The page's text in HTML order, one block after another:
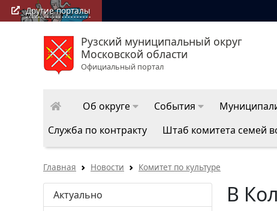
Другие порталы
Рузский муниципальный округ
Московской области
Официальный портал
Об округе События
Служба по контракту
Штаб комитета семей
Главная Новости Комитет по культуре
Актуально
В